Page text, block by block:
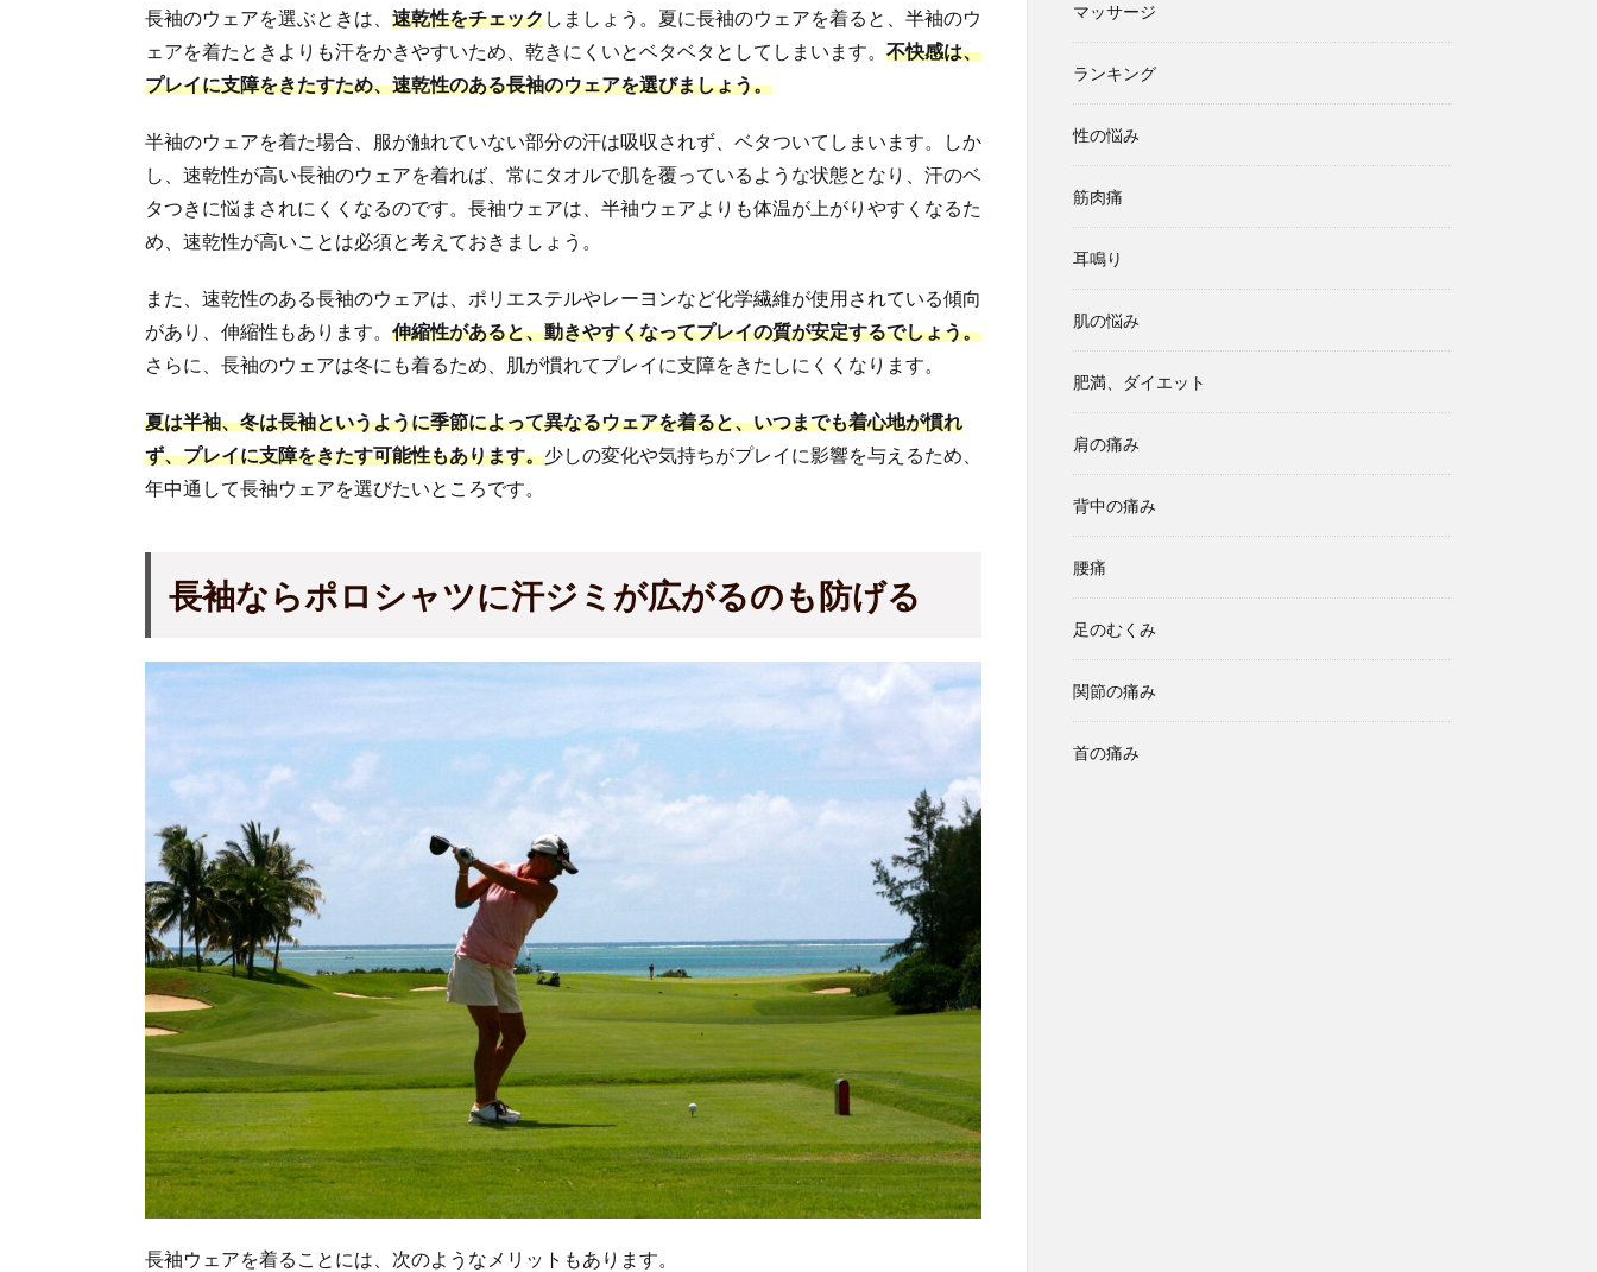
長袖のウェアを選ぶときは、 速乾性をチェックしましょう。夏に長袖のウェアを着ると、半袖のウ
ェアを着たときよりも汗をかきやすいため、乾きにくいとベタベタとしてしまいます。 不快感は、
プレイに支障をきたすため、速乾性のある長袖のウェアを選びましょう。
半袖のウェアを着た場合、服が触れていない部分の汗は吸収されず、ベタついてしまいます。しか
し、速乾性が高い長袖のウェアを着れば、常にタオルで肌を覆っているような状態となり、汗のベ
タつきに悩まされにくくなるのです。長袖ウェアは、半袖ウェアよりも体温が上がりやすくなるた
め、速乾性が高いことは必須と考えておきましょう。
また、速乾性のある長袖のウェアは、ポリエステルやレーヨンなど化学繊維が使用されている傾向
があり、伸縮性もあります。 伸縮性があると、動きやすくなってプレイの質が安定するでしょう。
さらに、長袖のウェアは冬にも着るため、肌が慣れてプレイに支障をきたしにくくなります。
夏は半袖、冬は長袖というように季節によって異なるウェアを着ると、いつまでも着心地が慣れ
ず、プレイに支障をきたす可能性もあります。少しの変化や気持ちがプレイに影響を与えるため、
年中通して長袖ウェアを選びたいところです。
長袖ならポロシャツに汗ジミが広がるのも防げる
長袖ウェアを着ることには、次のようなメリットもあります。
マッサージ
ランキング
性の悩み
筋肉痛
耳鳴り
肌の悩み
肥満、ダイエット
肩の痛み
背中の痛み
腰痛
足のむくみ
関節の痛み
首の痛み